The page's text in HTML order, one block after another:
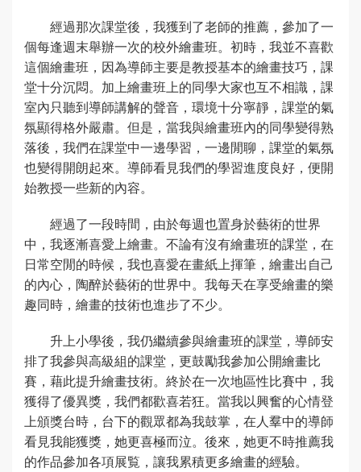
經過那次課堂後，我獲到了老師的推薦，參加了一
個每逢週末舉辦一次的校外繪畫班。初時，我並不喜歡
這個繪畫班，因為導師主要是教授基本的繪畫技巧，課
堂十分沉悶。加上繪畫班上的同學大家也互不相識，課
室內只聽到導師講解的聲音，環境十分寧靜，課堂的氣
氛顯得格外嚴肅。但是，當我與繪畫班內的同學變得熟
落後，我們在課堂中一邊學習，一邊閒聊，課堂的氣氛
也變得開朗起來。導師看見我們的學習進度良好，便開
始教授一些新的內容。
經過了一段時間，由於每週也置身於藝術的世界
中，我逐漸喜愛上繪畫。不論有沒有繪畫班的課堂，在
日常空閒的時候，我也喜愛在畫紙上揮筆，繪畫出自己
的內心，陶醉於藝術的世界中。我每天在享受繪畫的樂
趣同時，繪畫的技術也進步了不少。
升上小學後，我仍繼續參與繪畫班的課堂，導師安
排了我參與高級組的課堂，更鼓勵我參加公開繪畫比
賽，藉此提升繪畫技術。終於在一次地區性比賽中，我
獲得了優異獎，我們都歡喜若狂。當我以興奮的心情登
上頒獎台時，台下的觀眾都為我鼓掌，在人羣中的導師
看見我能獲獎，她更喜極而泣。後來，她更不時推薦我
的作品參加各項展覧，讓我累積更多繪畫的經驗。